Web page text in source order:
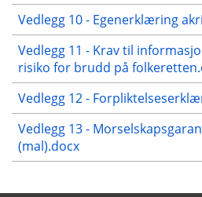
Vedlegg 10 - Egenerklæring
Vedlegg 11 - Krav til
risiko for brudd på
Vedlegg 12 -
Vedlegg 13 -
(mal).docx